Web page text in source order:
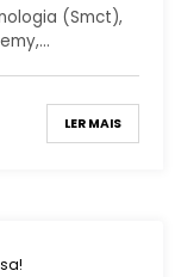
(Smct),
LER MAIS